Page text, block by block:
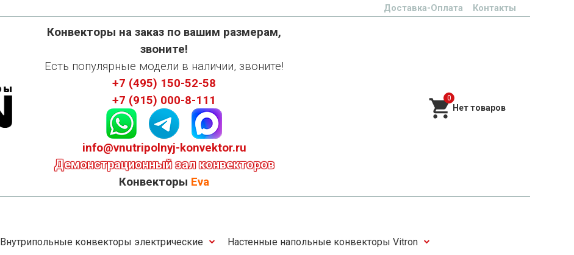
Доставка-Оплата Контакты
Конвекторы на заказ по вашим размерам,
звоните!
Есть популярные модели в наличии, звоните!
+7 (495) 150-52-58
+7 (915) 000-8-111
info@vnutripolnyj-konvektor.ru
Демонстрационный зал конвекторов
Конвекторы Eva
0
Внутрипольные конвекторы электрические Настенные напольные конвекторы Vitron